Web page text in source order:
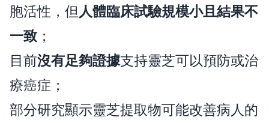
胞活性，但人體臨床試驗規模小且結果不
一致 ；
目前沒有足夠證據支持靈芝可以預防或治
療癌症；
部分研究顯示靈芝提取物可能改善病人的